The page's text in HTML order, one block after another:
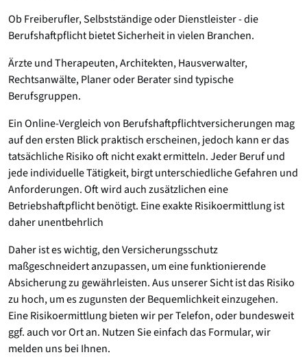
Ob Freiberufler, Selbstständige oder Dienstleister - die
Berufshaftpflicht bietet Sicherheit in vielen Branchen.
Ärzte und Therapeuten, Architekten, Hausverwalter,
Rechtsanwälte, Planer oder Berater sind typische
Berufsgruppen.
Ein Online-Vergleich von Berufshaftpflichtversicherungen mag
auf den ersten Blick praktisch erscheinen, jedoch kann er das
tatsächliche Risiko oft nicht exakt ermitteln. Jeder Beruf und
jede individuelle Tätigkeit, birgt unterschiedliche Gefahren und
Anforderungen. Oft wird auch zusätzlichen eine
Betriebshaftpflicht benötigt. Eine exakte Risikoermittlung ist
daher unentbehrlich
Daher ist es wichtig, den Versicherungsschutz
maßgeschneidert anzupassen, um eine funktionierende
Absicherung zu gewährleisten. Aus unserer Sicht ist das Risiko
zu hoch, um es zugunsten der Bequemlichkeit einzugehen.
Eine Risikoermittlung bieten wir per Telefon, oder bundesweit
ggf. auch vor Ort an. Nutzen Sie einfach das Formular, wir
melden uns bei Ihnen.